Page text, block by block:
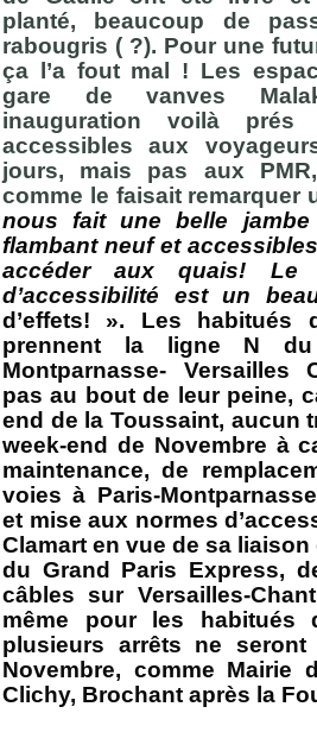
planté, beaucoup de
rabougris ( ?). Pour une
ça l’a fout mal ! Les
gare de vanves
inauguration voilà
accessibles aux
jours, mais pas aux
comme le faisait remarquer
nous fait une belle jambe
flambant neuf et
accéder aux quais! Le
d’accessibilité est un
d’effets! ». Les habitués
prennent la ligne N du
Montparnasse- Versailles
pas au bout de leur peine,
end de la Toussaint, aucun
week-end de Novembre à
maintenance, de
voies à Paris-
et mise aux normes
Clamart en vue de sa
du Grand Paris Express,
câbles sur Versailles-
même pour les
plusieurs arrêts ne
Novembre, comme Mairie
Clichy, Brochant après la